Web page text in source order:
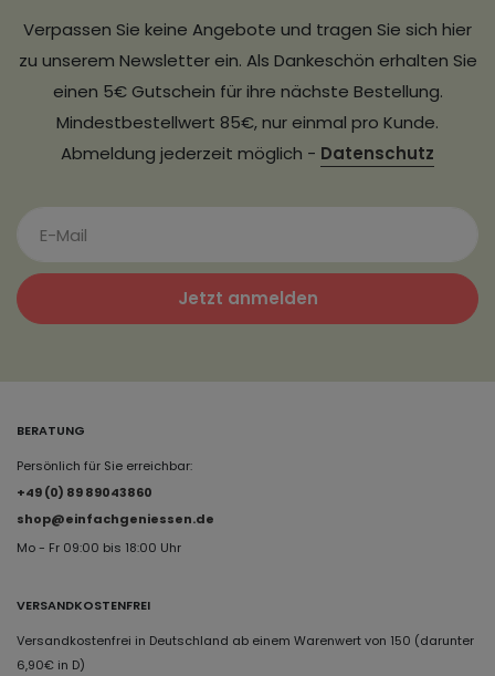
Verpassen Sie keine Angebote und tragen Sie sich hier
zu unserem Newsletter ein. Als Dankeschön erhalten Sie
einen 5€ Gutschein für ihre nächste Bestellung.
Mindestbestellwert 85€, nur einmal pro Kunde.
Abmeldung jederzeit möglich - Datenschutz
Jetzt anmelden
BERATUNG
Persönlich für Sie erreichbar:
+49 (0) 89 89043860
shop@einfachgeniessen.de
Mo - Fr 09:00 bis 18:00 Uhr
VERSANDKOSTENFREI
Versandkostenfrei in Deutschland ab einem Warenwert von 150 (darunter
6,90€ in D)